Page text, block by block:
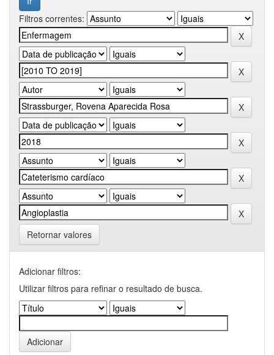
Filtros correntes:
Retornar valores
Adicionar filtros:
Utilizar filtros para refinar o resultado de busca.